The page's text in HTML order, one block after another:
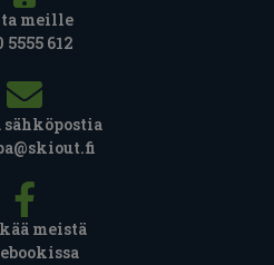
meille
5555 612
sähköpostia
meistä